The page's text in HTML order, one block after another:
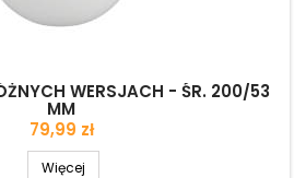
WERSJACH - ŚR. 200/53
MM
Cena
79,99 zł
Więcej